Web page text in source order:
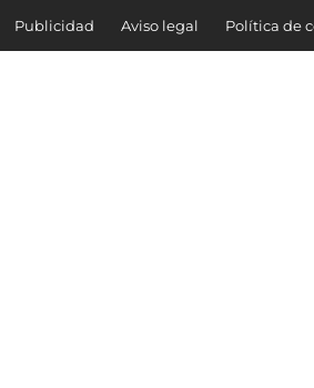
Publicidad Aviso legal Política de